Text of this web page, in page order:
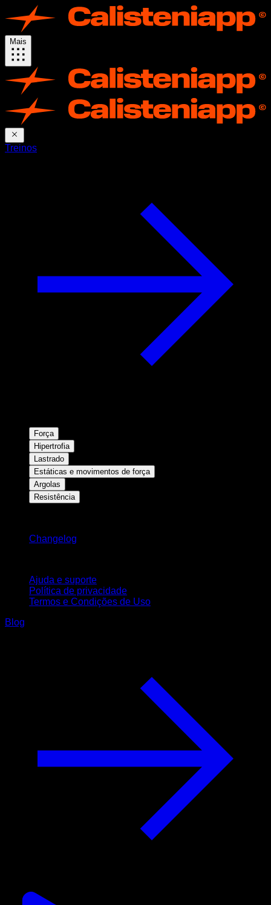
Mais
Treinos
Força
Hipertrofia
Lastrado
Estáticas e movimentos de força
Argolas
Resistência
Changelog
Ajuda e suporte
Política de privacidade
Termos e Condições de Uso
Blog